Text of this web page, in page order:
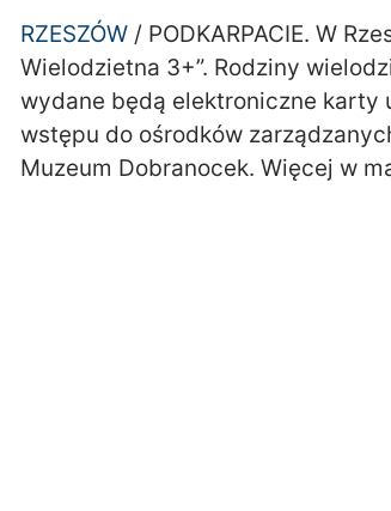
RZESZÓW / PODKARPACIE. W
Wielodzietna 3+”. Rodziny
wydane będą elektroniczne karty
wstępu do ośrodków
Muzeum Dobranocek. Więcej w